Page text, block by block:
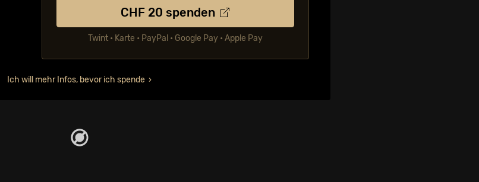
CHF 20 spenden
Twint • Karte • PayPal • Google Pay • Apple Pay
Ich will mehr Infos, bevor ich spende